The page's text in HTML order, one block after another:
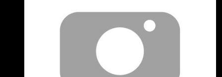
前說的佩總身旁位置） 所以還需要繼續尋找人
手，按住之前說法一樣是兩位，分別負責「薪資
與球隊操盤」、「 球員發展與選秀」。 -目前內
部的運營模式，道奇的Andrew Friedman 與高
層，負責管理層擴充的面試與選材 ，根據